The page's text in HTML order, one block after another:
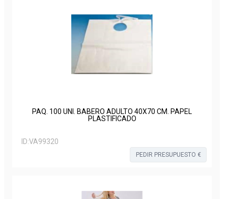
PAQ. 100 UNI. BABERO ADULTO 40X70 CM. PAPEL
PLASTIFICADO
ID:VA99320
PEDIR PRESUPUESTO €